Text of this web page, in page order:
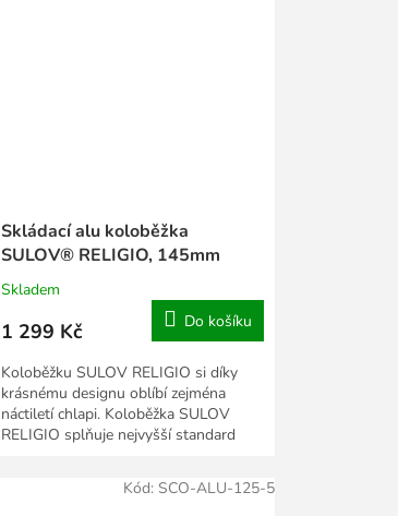
Skládací alu koloběžka
SULOV® RELIGIO, 145mm
Skladem
1 299 Kč Do košíku
Koloběžku SULOV RELIGIO si díky
krásnému designu oblíbí zejména
náctiletí chlapi. Koloběžka SULOV
RELIGIO splňuje nejvyšší standard
Kód: SCO-ALU-125-5